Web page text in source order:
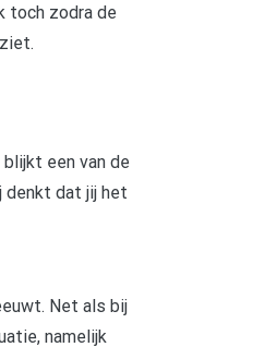
toch zodra de
een van de
denkt dat jij het
Net als bij
namelijk